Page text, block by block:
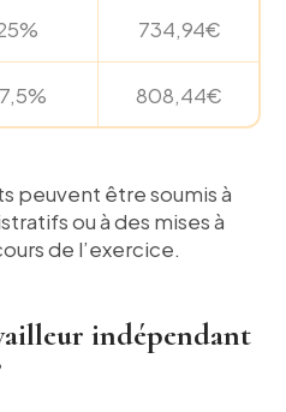
734,94€
808,44€
peuvent être soumis à
ou à des mises à
de l’exercice.
indépendant